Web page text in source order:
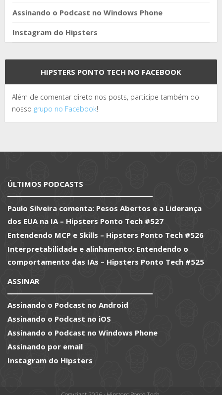
Assinando o Podcast no Windows Phone
Instagram do Hipsters
HIPSTERS PONTO TECH NO FACEBOOK
Além de comentar direto nos posts, participe também do
nosso grupo no Facebook!
ÚLTIMOS PODCASTS
Paulo Silveira comenta: Pesos Abertos e a Liderança
dos EUA na IA – Hipsters Ponto Tech #527
Entendendo MCP e Skills – Hipsters Ponto Tech #526
Interpretabilidade e alinhamento: Entendendo o
comportamento das IAs – Hipsters Ponto Tech #525
ASSINAR
Assinando o Podcast no Android
Assinando o Podcast no iOS
Assinando o Podcast no Windows Phone
Assinando por email
Instagram do Hipsters